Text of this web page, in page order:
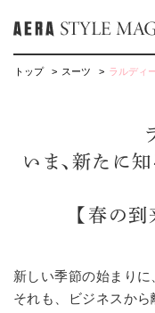
トップ スーツ ラルディーニ
いま、新たに
【春の到
新しい季節の始まりに
それも、ビジネスから